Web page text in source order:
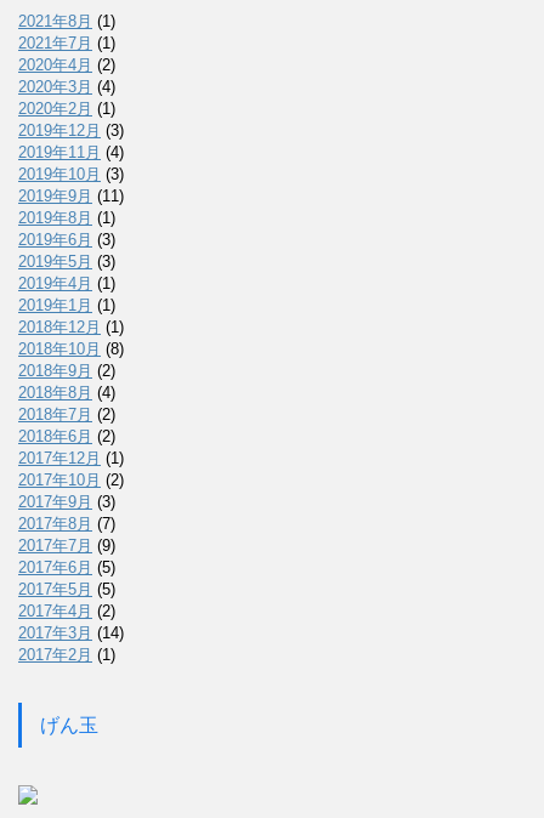
2021年8月 (1)
2021年7月 (1)
2020年4月 (2)
2020年3月 (4)
2020年2月 (1)
2019年12月 (3)
2019年11月 (4)
2019年10月 (3)
2019年9月 (11)
2019年8月 (1)
2019年6月 (3)
2019年5月 (3)
2019年4月 (1)
2019年1月 (1)
2018年12月 (1)
2018年10月 (8)
2018年9月 (2)
2018年8月 (4)
2018年7月 (2)
2018年6月 (2)
2017年12月 (1)
2017年10月 (2)
2017年9月 (3)
2017年8月 (7)
2017年7月 (9)
2017年6月 (5)
2017年5月 (5)
2017年4月 (2)
2017年3月 (14)
2017年2月 (1)
げん玉